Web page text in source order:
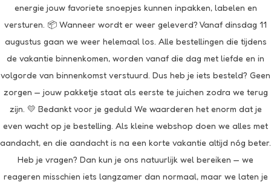
energie jouw favoriete snoepjes kunnen inpakken, labelen en
versturen. 📦 Wanneer wordt er weer geleverd? Vanaf dinsdag 11
augustus gaan we weer helemaal los. Alle bestellingen die tijdens
de vakantie binnenkomen, worden vanaf die dag met liefde en in
volgorde van binnenkomst verstuurd. Dus heb je iets besteld? Geen
zorgen — jouw pakketje staat als eerste te juichen zodra we terug
zijn. 💛 Bedankt voor je geduld We waarderen het enorm dat je
even wacht op je bestelling. Als kleine webshop doen we alles met
aandacht, en die aandacht is na een korte vakantie altijd nóg beter.
Heb je vragen? Dan kun je ons natuurlijk wel bereiken — we
reageren misschien iets langzamer dan normaal, maar we laten je